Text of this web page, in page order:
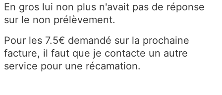
En gros lui non plus n'avait pas de réponse
sur le non prélèvement.
Pour les 7.5€ demandé sur la prochaine
facture, il faut que je contacte un autre
service pour une récamation.